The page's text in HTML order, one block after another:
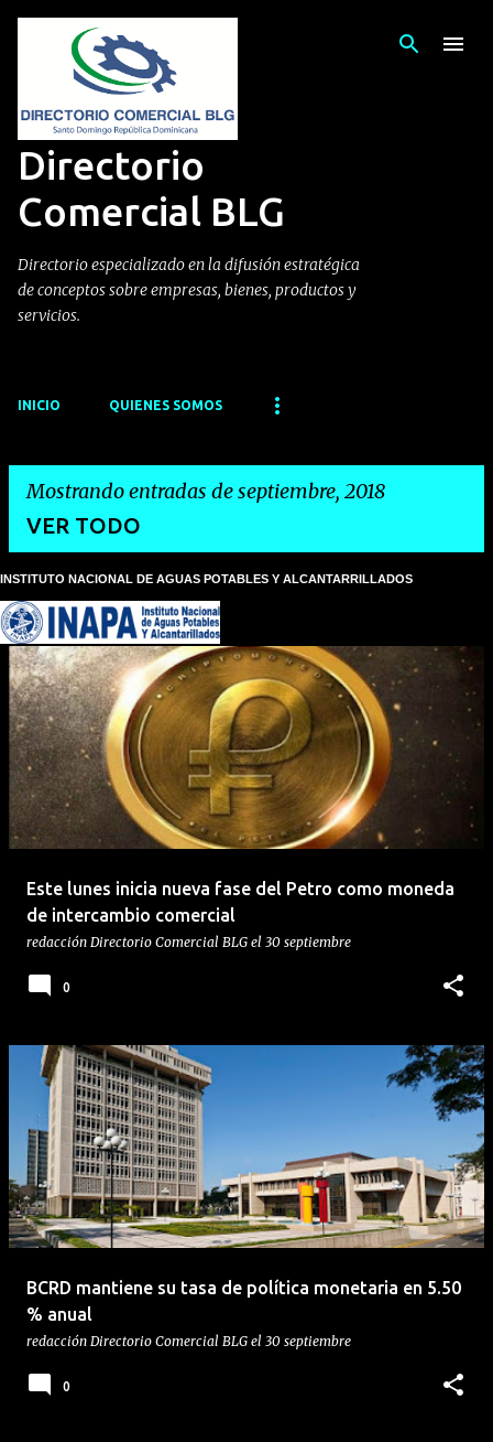
Directorio
Comercial BLG
Directorio especializado en la difusión estratégica
de conceptos sobre empresas, bienes, productos y
servicios.
INICIO QUIENES SOMOS
Mostrando entradas de septiembre, 2018
VER TODO
n
t
r
d
INSTITUTO NACIONAL DE AGUAS POTABLES Y ALCANTARRILLADOS
Este lunes inicia nueva fase del Petro como moneda
de intercambio comercial
redacción Directorio Comercial BLG el 30 septiembre
0
BCRD mantiene su tasa de política monetaria en 5.50
% anual
redacción Directorio Comercial BLG el 30 septiembre
0